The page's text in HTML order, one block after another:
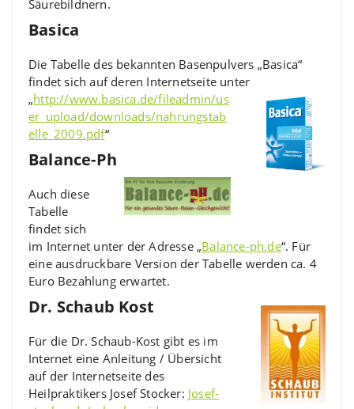
Säurebildnern.
Basica
Die Tabelle des bekannten Basenpulvers „Basica“
findet sich auf deren Internetseite unter
„http://www.basica.de/fileadmin/us
er_upload/downloads/nahrungstab
elle_2009.pdf“
Balance-Ph
Auch diese
Tabelle
findet sich
im Internet unter der Adresse „Balance-ph.de“. Für
eine ausdruckbare Version der Tabelle werden ca. 4
Euro Bezahlung erwartet.
Dr. Schaub Kost
Für die Dr. Schaub-Kost gibt es im
Internet eine Anleitung / Übersicht
auf der Internetseite des
Heilpraktikers Josef Stocker: Josef-